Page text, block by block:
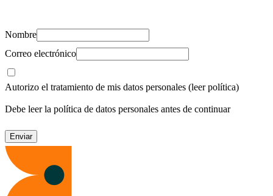
Nombre
Correo electrónico
Autorizo el tratamiento de mis datos personales (leer política)
Debe leer la política de datos personales antes de continuar